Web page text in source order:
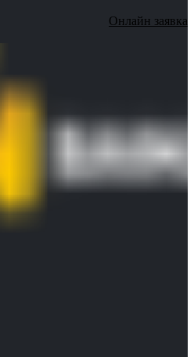
Онлайн заявка